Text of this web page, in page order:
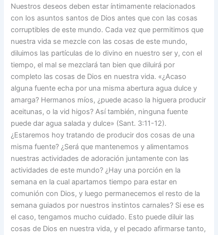
Nuestros deseos deben estar íntimamente relacionados
con los asuntos santos de Dios antes que con las cosas
corruptibles de este mundo. Cada vez que permitimos que
nuestra vida se mezcle con las cosas de este mundo,
diluimos las partículas de lo divino en nuestro ser y, con el
tiempo, el mal se mezclará tan bien que diluirá por
completo las cosas de Dios en nuestra vida. «¿Acaso
alguna fuente echa por una misma abertura agua dulce y
amarga? Hermanos míos, ¿puede acaso la higuera producir
aceitunas, o la vid higos? Así también, ninguna fuente
puede dar agua salada y dulce» (Sant. 3:11-12).
¿Estaremos hoy tratando de producir dos cosas de una
misma fuente? ¿Será que mantenemos y alimentamos
nuestras actividades de adoración juntamente con las
actividades de este mundo? ¿Hay una porción en la
semana en la cual apartamos tiempo para estar en
comunión con Dios, y luego permanecemos el resto de la
semana guiados por nuestros instintos carnales? Si ese es
el caso, tengamos mucho cuidado. Esto puede diluir las
cosas de Dios en nuestra vida, y el pecado afirmarse tanto,